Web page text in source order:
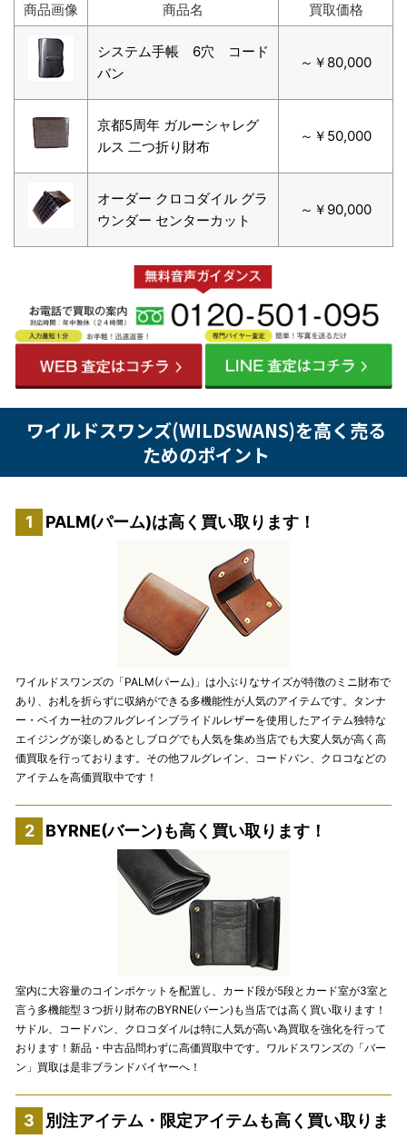
商品画像 商品名 買取価格
システム手帳 6穴 コード
バン
～￥80,000
京都5周年 ガルーシャレグ
ルス 二つ折り財布
～￥50,000
オーダー クロコダイル グラ
ウンダー センターカット
～￥90,000
ワイルドスワンズ(WILDSWANS)を高く売る
ためのポイント
PALM(パーム)は高く買い取ります！
ワイルドスワンズの「PALM(パーム)」は小ぶりなサイズが特徴のミニ財布で
あり、お札を折らずに収納ができる多機能性が人気のアイテムです。タンナ
ー・ベイカー社のフルグレインブライドルレザーを使用したアイテム独特な
エイジングが楽しめるとしブログでも人気を集め当店でも大変人気が高く高
価買取を行っております。その他フルグレイン、コードバン、クロコなどの
アイテムを高価買取中です！
BYRNE(バーン)も高く買い取ります！
室内に大容量のコインポケットを配置し、カード段が5段とカード室が3室と
言う多機能型３つ折り財布のBYRNE(バーン)も当店では高く買い取ります！
サドル、コードバン、クロコダイルは特に人気が高い為買取を強化を行って
おります！新品・中古品問わずに高価買取中です。ワルドスワンズの「バー
ン」買取は是非ブランドバイヤーへ！
別注アイテム・限定アイテムも高く買い取りま